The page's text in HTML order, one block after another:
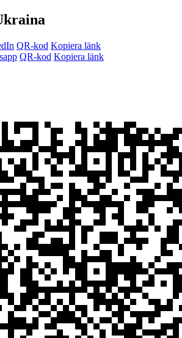
QR-kod Kopiera länk
QR-kod Kopiera länk